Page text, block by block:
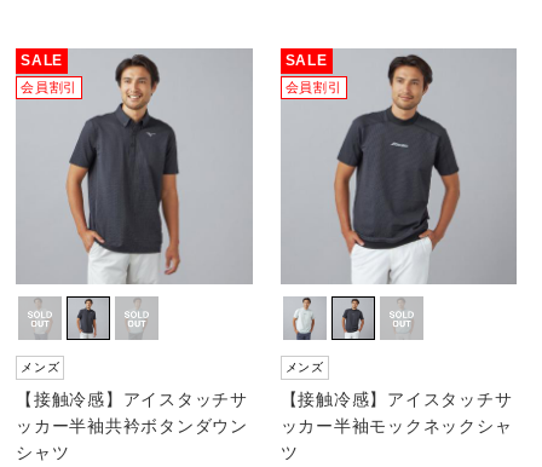
SALE
会員割引
メンズ
【接触冷感】アイスタッチサ
ッカー半袖共衿ボタンダウン
シャツ
SALE
会員割引
メンズ
【接触冷感】アイスタッチサ
ッカー半袖モックネックシャ
ツ